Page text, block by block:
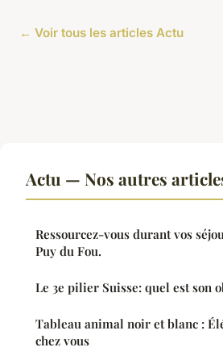
← Voir tous les articles Actu
Actu — Nos autres
Ressourcez-vous durant vos
Puy du Fou.
Le 3e pilier Suisse: quel est son
Tableau animal noir et blanc :
chez vous